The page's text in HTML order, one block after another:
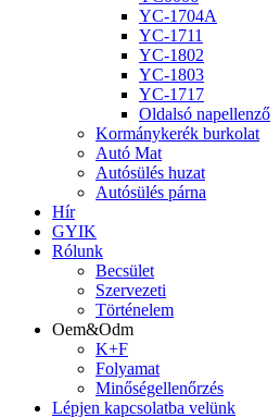
YC-1704A
YC-1711
YC-1802
YC-1803
YC-1717
Oldalsó napellenző
Kormánykerék burkolat
Autó Mat
Autósülés huzat
Autósülés párna
Hír
GYIK
Rólunk
Becsület
Szervezeti
Történelem
Oem&Odm
K+F
Folyamat
Minőségellenőrzés
Lépjen kapcsolatba velünk